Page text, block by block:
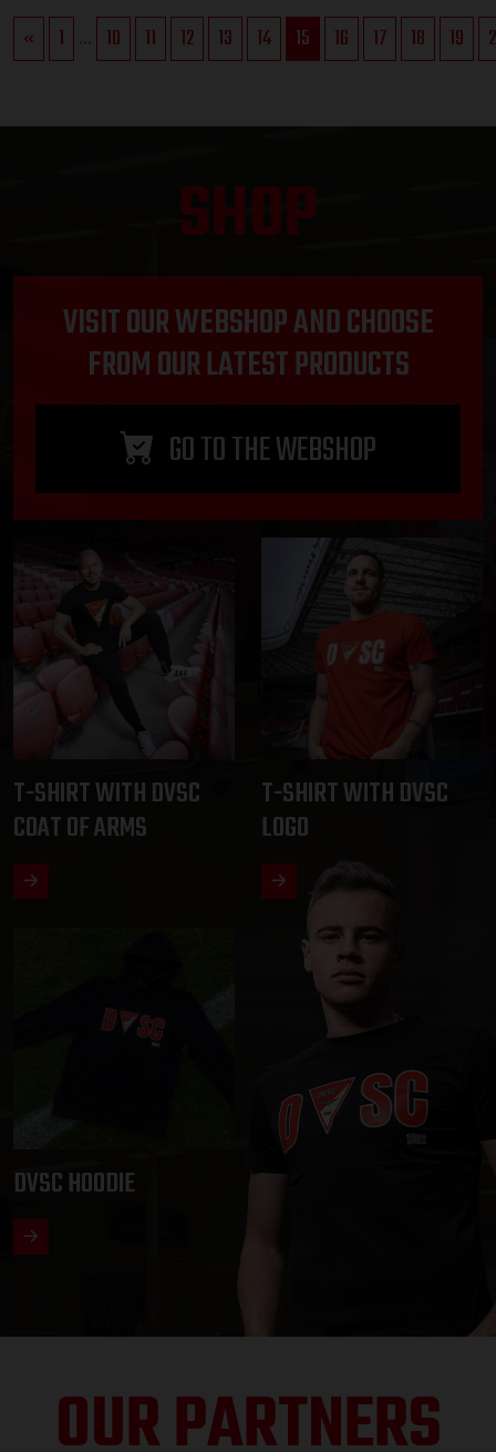
« 1 10 11 12 13 14 15 16 17 18 19
SHOP
VISIT OUR WEBSHOP AND CHOOSE
FROM OUR LATEST PRODUCTS
GO TO THE WEBSHOP
T-SHIRT WITH DVSC
COAT OF ARMS
T-SHIRT WITH DVSC
LOGO
DVSC HOODIE
OUR PARTNERS